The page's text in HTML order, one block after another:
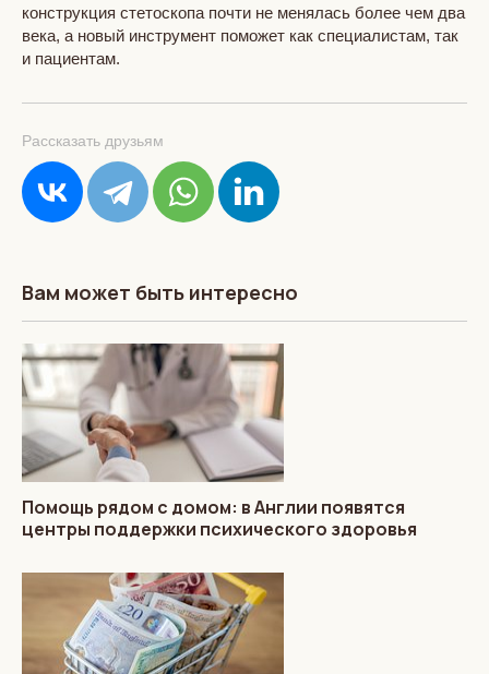
конструкция стетоскопа почти не менялась более чем два
века, а новый инструмент поможет как специалистам, так
и пациентам.
Рассказать друзьям
Вам может быть интересно
Помощь рядом с домом: в Англии появятся
центры поддержки психического здоровья